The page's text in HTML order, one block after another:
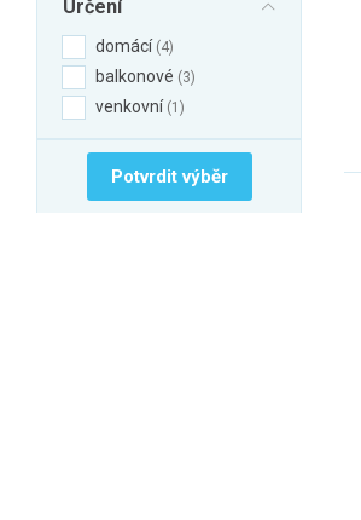
Určení
domácí 4
balkonové 3
venkovní 1
Potvrdit výběr